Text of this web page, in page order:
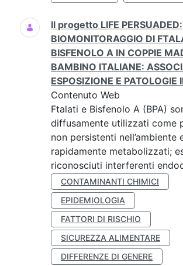
Il progetto LIFE PERSUADED:
BIOMONITORAGGIO DI
BISFENOLO A IN COPPIE
BAMBINO ITALIANE:
ESPOSIZIONE E PATOLOGIE
Contenuto Web
Ftalati e Bisfenolo A (BPA)
diffusamente utilizzati come
non persistenti nell’ambiente
rapidamente metabolizzati;
riconosciuti interferenti
CONTAMINANTI CHIMICI
EPIDEMIOLOGIA
FATTORI DI RISCHIO
SICUREZZA ALIMENTARE
DIFFERENZE DI GENERE